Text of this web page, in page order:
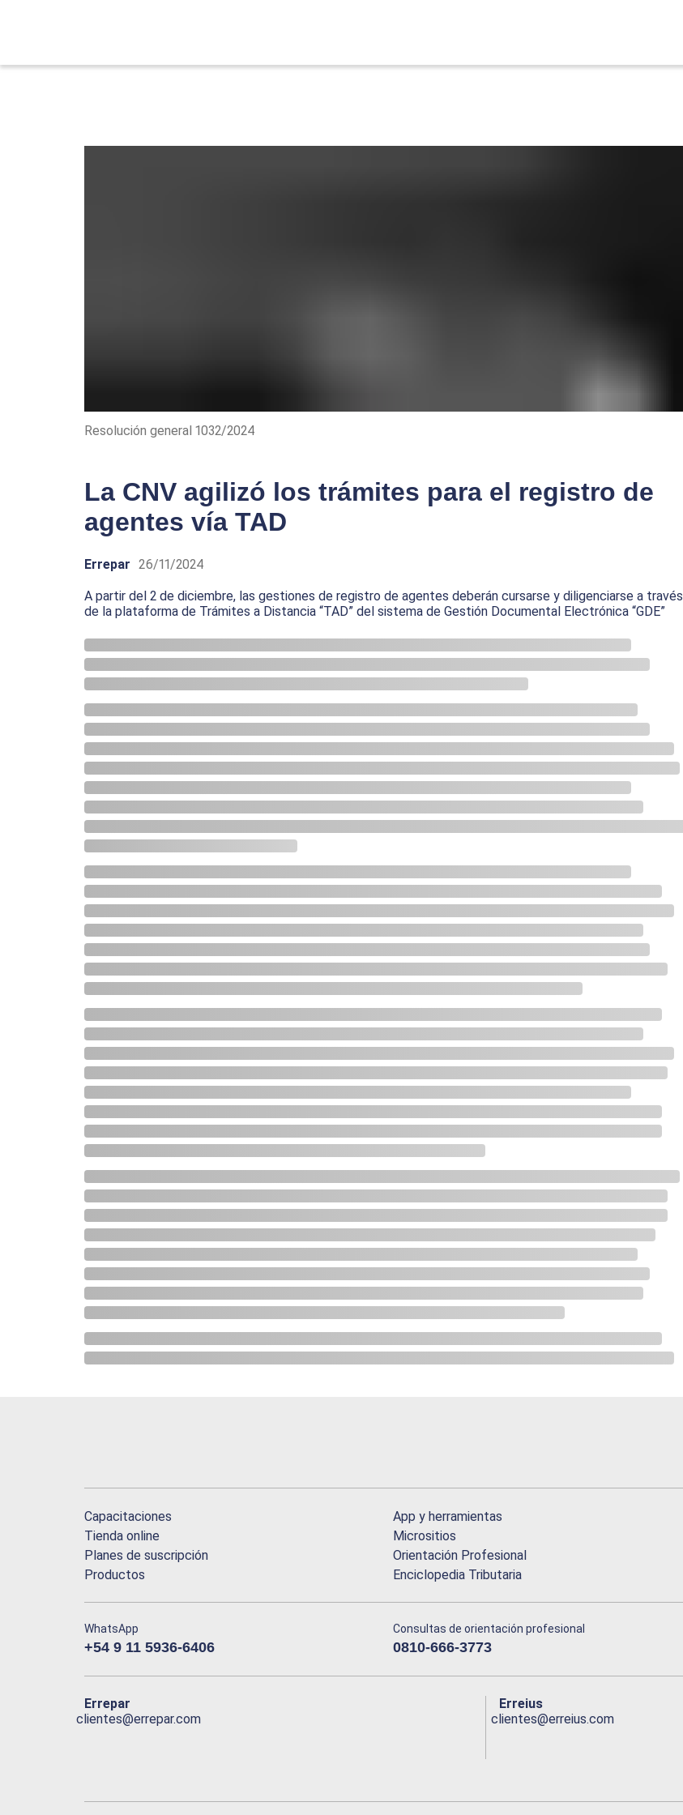
Resolución general 1032/2024
La CNV agilizó los trámites para el registro de
agentes vía TAD
Errepar 26/11/2024
A partir del 2 de diciembre, las gestiones de registro de agentes deberán cursarse y diligenciarse a través
de la plataforma de Trámites a Distancia “TAD” del sistema de Gestión Documental Electrónica “GDE”
Capacitaciones
Tienda online
Planes de suscripción
Productos
App y herramientas
Micrositios
Orientación Profesional
Enciclopedia Tributaria
WhatsApp
+54 9 11 5936-6406
Consultas de orientación profesional
0810-666-3773
Errepar
clientes@errepar.com
Erreius
clientes@erreius.com